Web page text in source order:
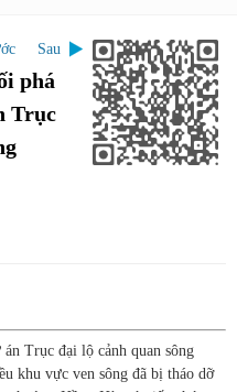
Sau
phá
Trục
Trục đại lộ cảnh quan sông
khu vực ven sông đã bị tháo dỡ